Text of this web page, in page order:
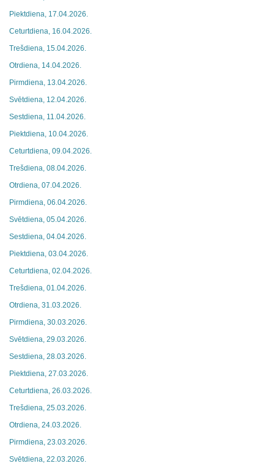
Piektdiena, 17.04.2026.
Ceturtdiena, 16.04.2026.
Trešdiena, 15.04.2026.
Otrdiena, 14.04.2026.
Pirmdiena, 13.04.2026.
Svētdiena, 12.04.2026.
Sestdiena, 11.04.2026.
Piektdiena, 10.04.2026.
Ceturtdiena, 09.04.2026.
Trešdiena, 08.04.2026.
Otrdiena, 07.04.2026.
Pirmdiena, 06.04.2026.
Svētdiena, 05.04.2026.
Sestdiena, 04.04.2026.
Piektdiena, 03.04.2026.
Ceturtdiena, 02.04.2026.
Trešdiena, 01.04.2026.
Otrdiena, 31.03.2026.
Pirmdiena, 30.03.2026.
Svētdiena, 29.03.2026.
Sestdiena, 28.03.2026.
Piektdiena, 27.03.2026.
Ceturtdiena, 26.03.2026.
Trešdiena, 25.03.2026.
Otrdiena, 24.03.2026.
Pirmdiena, 23.03.2026.
Svētdiena, 22.03.2026.